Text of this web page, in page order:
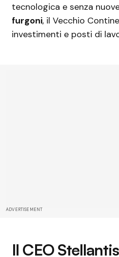
tecnologica e senza
furgoni, il Vecchio
investimenti e posti di
ADVERTISEMENT
Il CEO